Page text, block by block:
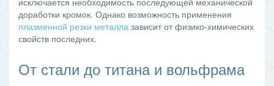
доработки кромок. Однако возможность применения
плазменной резки металла зависит от физико-химических
свойств последних.
От стали до титана и вольфрама